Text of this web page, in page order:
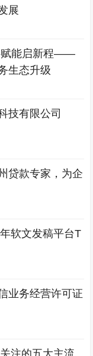
展
赋能启新程——
生态升级
技有限公司
贷款专家，为企
软文发稿平台T
业务经营许可证
注的五大主流